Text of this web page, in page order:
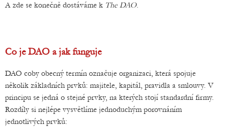
A zde se konečně dostáváme k The DAO.
Co je DAO a jak funguje
DAO coby obecný termín označuje organizaci, která spojuje
několik základních prvků: majitele, kapitál, pravidla a smlouvy. V
principu se jedná o stejné prvky, na kterých stojí standardní firmy.
Rozdíly si nejlépe vysvětlíme jednoduchým porovnáním
jednotlivých prvků: